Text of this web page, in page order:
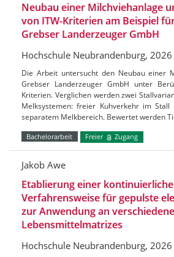
Neubau einer Milchviehanlage
von ITW-Kriterien am Beispiel
Grebser Landerzeuger GmbH
Hochschule Neubrandenburg, 2026
Die Arbeit untersucht den Neubau einer
Grebser Landerzeuger GmbH unter
Kriterien. Verglichen werden zwei
Melksystemen: freier Kuhverkehr im
separatem Melkbereich. Bewertet werden
Bachelorarbeit Freier Zugang
Jakob Awe
Etablierung einer
Verfahrensweise für gepulste
zur Anwendung an
Lebensmittelmatrizes
Hochschule Neubrandenburg, 2026